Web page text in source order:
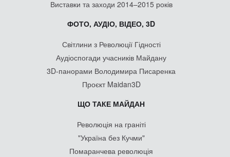
Виставки та заходи 2014–2015 років
ФОТО, АУДІО, ВІДЕО, 3D
Світлини з Революції Гідності
Аудіоспогади учасників Майдану
3D-панорами Володимира Писаренка
Проєкт Maidan3D
ЩО ТАКЕ МАЙДАН
Революція на граніті
"Україна без Кучми"
Помаранчева революція